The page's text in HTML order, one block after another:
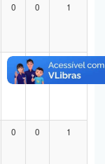
0 0 1
0 0
0 0 1